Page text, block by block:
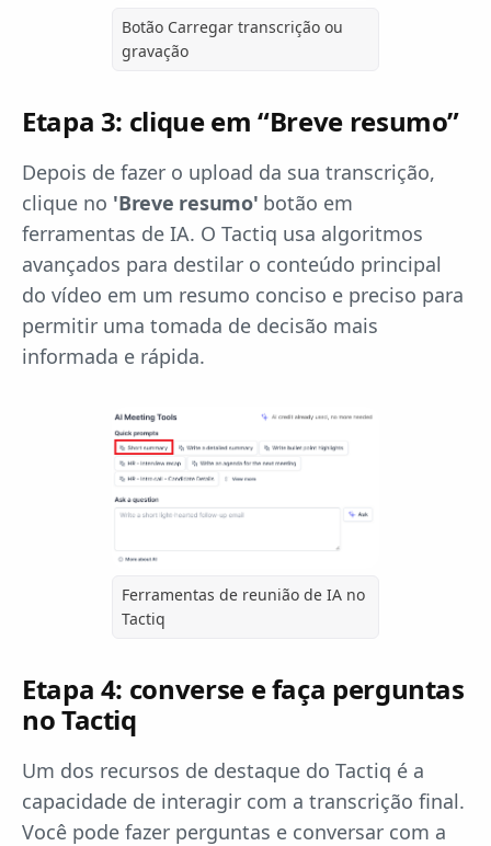
Botão Carregar transcrição ou
gravação
Etapa 3: clique em “Breve resumo”
Depois de fazer o upload da sua transcrição,
clique no 'Breve resumo' botão em
ferramentas de IA. O Tactiq usa algoritmos
avançados para destilar o conteúdo principal
do vídeo em um resumo conciso e preciso para
permitir uma tomada de decisão mais
informada e rápida.
Ferramentas de reunião de IA no
Tactiq
Etapa 4: converse e faça perguntas
no Tactiq
Um dos recursos de destaque do Tactiq é a
capacidade de interagir com a transcrição final.
Você pode fazer perguntas e conversar com a